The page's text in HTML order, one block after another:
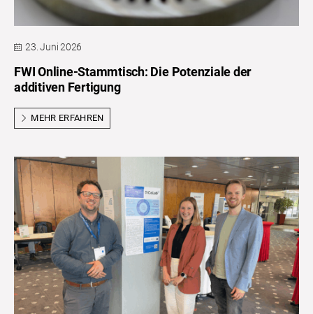
23. Juni 2026
FWI Online-Stammtisch: Die Potenziale der
additiven Fertigung
MEHR ERFAHREN